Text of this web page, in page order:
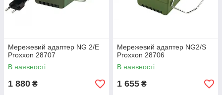
Мережевий адаптер NG 2/Е
Proxxon 28707
В наявності
1 880 ₴
Мережевий адаптер NG2/S
Proxxon 28706
В наявності
1 655 ₴